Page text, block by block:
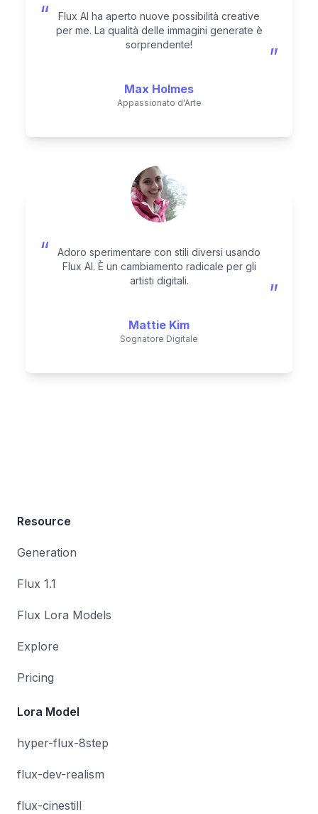
“
Flux AI ha aperto nuove possibilità creative
per me. La qualità delle immagini generate è
sorprendente!
”
Max Holmes
Appassionato d'Arte
“
Adoro sperimentare con stili diversi usando
Flux AI. È un cambiamento radicale per gli
artisti digitali.
”
Mattie Kim
Sognatore Digitale
Resource
Generation
Flux 1.1
Flux Lora Models
Explore
Pricing
Lora Model
hyper-flux-8step
flux-dev-realism
flux-cinestill